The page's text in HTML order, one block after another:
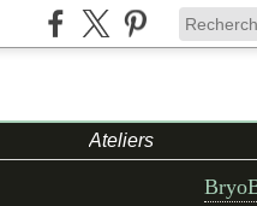
Ateliers